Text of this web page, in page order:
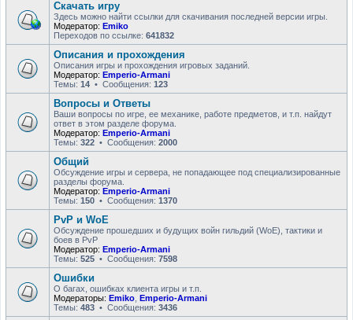
Скачать игру
Здесь можно найти ссылки для скачивания последней версии игры.
Модератор: Emiko
Переходов по ссылке: 641832
Описания и прохождения
Описания игры и прохождения игровых заданий.
Модератор: Emperio-Armani
Темы: 14 • Сообщения: 123
Вопросы и Ответы
Ваши вопросы по игре, ее механике, работе предметов, и т.п. найдут
ответ в этом разделе форума.
Модератор: Emperio-Armani
Темы: 322 • Сообщения: 2000
Общий
Обсуждение игры и сервера, не попадающее под специализированные
разделы форума.
Модератор: Emperio-Armani
Темы: 150 • Сообщения: 1370
PvP и WoE
Обсуждение прошедших и будущих войн гильдий (WoE), тактики и
боев в PvP
Модератор: Emperio-Armani
Темы: 525 • Сообщения: 7598
Ошибки
О багах, ошибках клиента игры и т.п.
Модераторы: Emiko Emperio-Armani
Темы: 483 • Сообщения: 3436